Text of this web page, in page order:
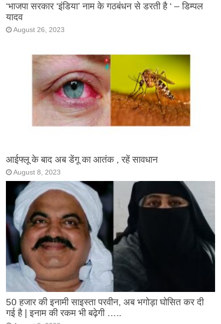
‘भाजपा सरकार ‘इंडिया’ नाम के गठबंधन से डरती है ‘ – डिम्पल
यादव
August 26, 2023
आईफ्लू के बाद अब डेंगू का आतंक , रहें सावधान
August 8, 2023
50 हजार की इनामी साइस्ता परवीन, अब भगोड़ा घोसित कर दी
गई है | इनाम की रकम भी बढ़ेगी …..